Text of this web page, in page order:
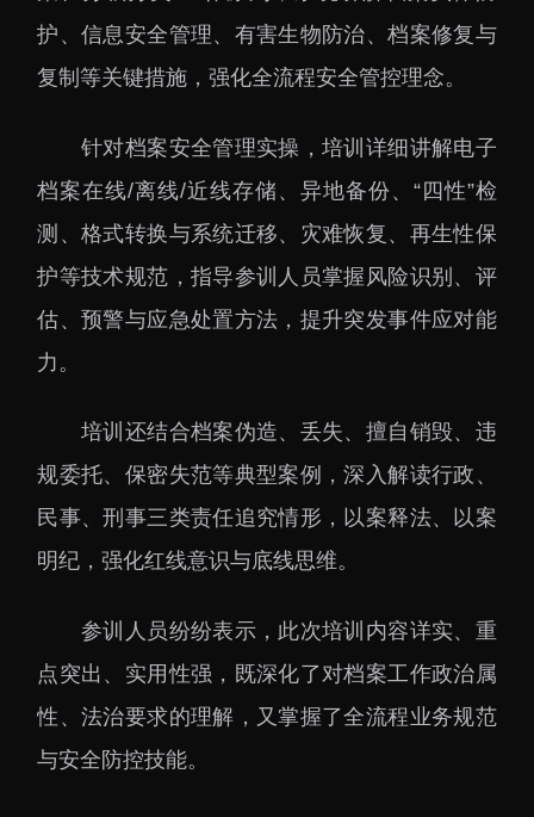
党建工作
群团工作
树立和践行正确政绩观
国家高性能医疗器械创
中心
深港脑科学创新研究院
深圳先进电子材料国际
创新研究院
深圳脑解析与脑模拟重
究中心
护、信息安全管理、有害生物防治、档案修复与
复制等关键措施，强化全流程安全管控理念。
针对档案安全管理实操，培训详细讲解电子
档案在线/离线/近线存储、异地备份、“四性”检
测、格式转换与系统迁移、灾难恢复、再生性保
护等技术规范，指导参训人员掌握风险识别、评
估、预警与应急处置方法，提升突发事件应对能
力。
培训还结合档案伪造、丢失、擅自销毁、违
规委托、保密失范等典型案例，深入解读行政、
民事、刑事三类责任追究情形，以案释法、以案
明纪，强化红线意识与底线思维。
参训人员纷纷表示，此次培训内容详实、重
点突出、实用性强，既深化了对档案工作政治属
性、法治要求的理解，又掌握了全流程业务规范
与安全防控技能。